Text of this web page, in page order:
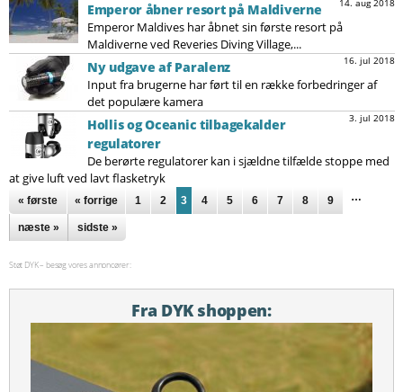
14. aug 2018
Emperor åbner resort på Maldiverne
Emperor Maldives har åbnet sin første resort på
Maldiverne ved Reveries Diving Village,...
16. jul 2018
Ny udgave af Paralenz
Input fra brugerne har ført til en række forbedringer af
det populære kamera
3. jul 2018
Hollis og Oceanic tilbagekalder
regulatorer
De berørte regulatorer kan i sjældne tilfælde stoppe med
at give luft ved lavt flasketryk
Sider
« første « forrige 1 2 3 4 5 6 7 8 9 …
næste » sidste »
Støt DYK – besøg vores annoncører:
Fra DYK shoppen: